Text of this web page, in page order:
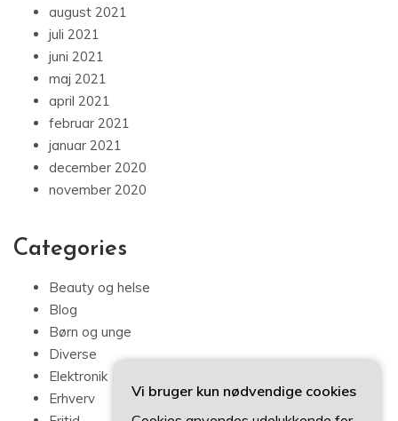
august 2021
juli 2021
juni 2021
maj 2021
april 2021
februar 2021
januar 2021
december 2020
november 2020
Categories
Beauty og helse
Blog
Børn og unge
Diverse
Elektronik
Erhverv
Vi bruger kun nødvendige cookies